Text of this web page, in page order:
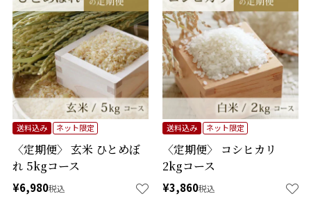
〈定期便〉 玄米 ひとめぼ
れ 5kgコース
送料込み ネット限定
¥6,980税込
〈定期便〉 コシヒカリ
2kgコース
送料込み ネット限定
¥3,860税込